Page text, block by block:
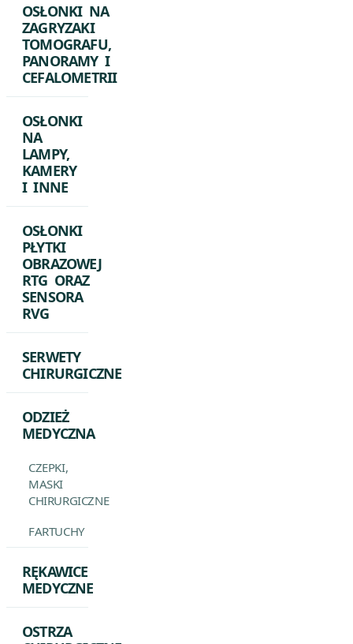
OSŁONKI NA
ZAGRYZAKI
TOMOGRAFU,
PANORAMY I
CEFALOMETRII
OSŁONKI
NA
LAMPY,
KAMERY
I INNE
OSŁONKI
PŁYTKI
OBRAZOWEJ
RTG ORAZ
SENSORA
RVG
SERWETY
CHIRURGICZNE
ODZIEŻ
MEDYCZNA
CZEPKI,
MASKI
CHIRURGICZNE
FARTUCHY
RĘKAWICE
MEDYCZNE
OSTRZA